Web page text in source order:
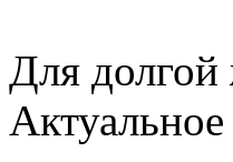
Для
Актуальное